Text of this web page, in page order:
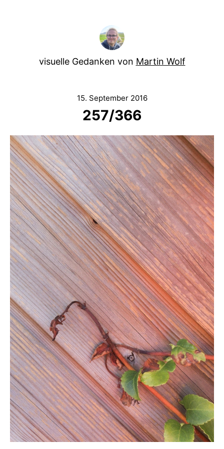
visuelle Gedanken von Martin Wolf
15. September 2016
257/366